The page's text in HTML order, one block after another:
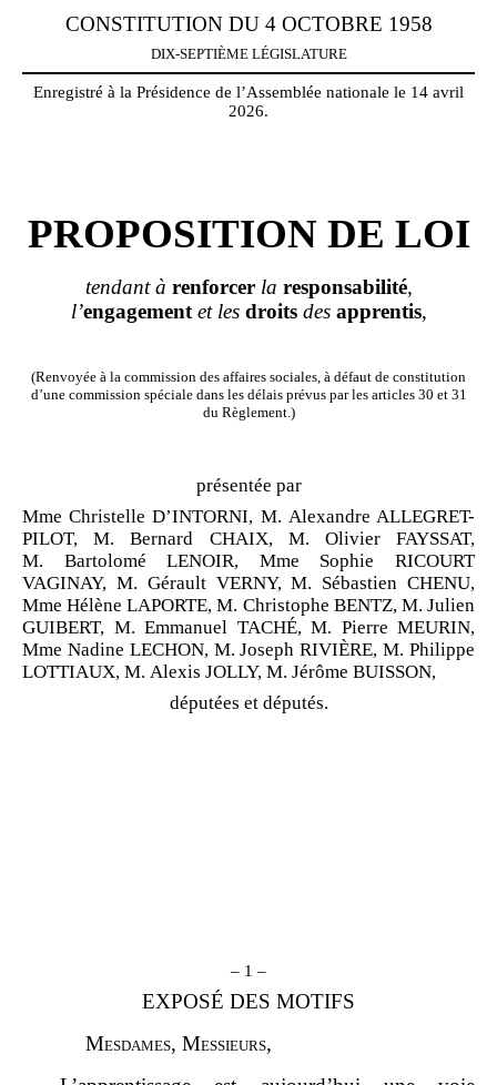
CONSTITUTION DU 4 OCTOBRE 1958
DIX-SEPTIÈME LÉGISLATURE
Enregistré à la Présidence de l’Assemblée nationale le 14 avril
2026.
PROPOSITION DE LOI
tendant à renforcerla responsabilité,
l’engagementet les droitsdes apprentis,
(Renvoyée à la commission des affaires sociales, à défaut de constitution
d’une commission spéciale dans les délais prévus par les articles 30 et 31
du Règlement.)
présentée par
Mme Christelle D’INTORNI, M. Alexandre ALLEGRET-
PILOT, M. Bernard CHAIX, M. Olivier FAYSSAT,
M. Bartolomé LENOIR, Mme Sophie RICOURT
VAGINAY, M. Gérault VERNY, M. Sébastien CHENU,
Mme Hélène LAPORTE, M. Christophe BENTZ, M. Julien
GUIBERT, M. Emmanuel TACHÉ, M. Pierre MEURIN,
Mme Nadine LECHON, M. Joseph RIVIÈRE, M. Philippe
LOTTIAUX, M. Alexis JOLLY, M. Jérôme BUISSON,
députées et députés.
– 1 –
EXPOSÉ DES MOTIFS
Mesdames, Messieurs,